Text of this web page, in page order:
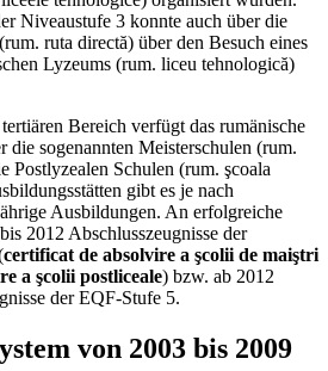
Niveaustufe 3 konnte auch über die
ruta directă) über den Besuch eines
Lyzeums (rum. liceu tehnologică)
Bereich verfügt das rumänische
die sogenannten Meisterschulen (rum.
Postlyzealen Schulen (rum. şcoala
gibt es je nach
Ausbildungen. An erfolgreiche
2012 Abschlusszeugnisse der
certificat de absolvire a şcolii de maiştri
a şcolii postliceale) bzw. ab 2012
der EQF-Stufe 5.
von 2003 bis 2009